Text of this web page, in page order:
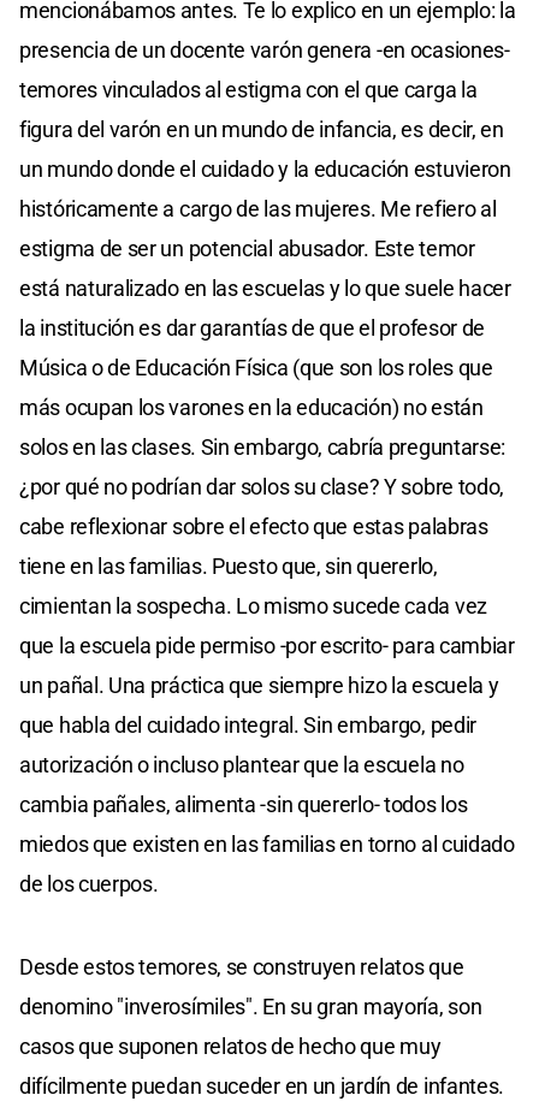
mencionábamos antes. Te lo explico en un ejemplo: la
presencia de un docente varón genera -en ocasiones-
temores vinculados al estigma con el que carga la
figura del varón en un mundo de infancia, es decir, en
un mundo donde el cuidado y la educación estuvieron
históricamente a cargo de las mujeres. Me refiero al
estigma de ser un potencial abusador. Este temor
está naturalizado en las escuelas y lo que suele hacer
la institución es dar garantías de que el profesor de
Música o de Educación Física (que son los roles que
más ocupan los varones en la educación) no están
solos en las clases. Sin embargo, cabría preguntarse:
¿por qué no podrían dar solos su clase? Y sobre todo,
cabe reflexionar sobre el efecto que estas palabras
tiene en las familias. Puesto que, sin quererlo,
cimientan la sospecha. Lo mismo sucede cada vez
que la escuela pide permiso -por escrito- para cambiar
un pañal. Una práctica que siempre hizo la escuela y
que habla del cuidado integral. Sin embargo, pedir
autorización o incluso plantear que la escuela no
cambia pañales, alimenta -sin quererlo- todos los
miedos que existen en las familias en torno al cuidado
de los cuerpos.
Desde estos temores, se construyen relatos que
denomino "inverosímiles". En su gran mayoría, son
casos que suponen relatos de hecho que muy
difícilmente puedan suceder en un jardín de infantes.